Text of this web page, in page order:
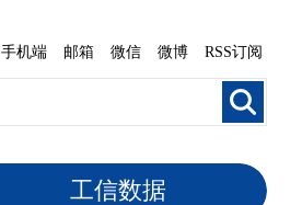
手机端 邮箱 微信 微博 RSS订阅
工信数据